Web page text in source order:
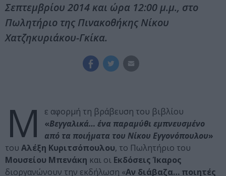
Σεπτεμβρίου 2014 και ώρα 12:00 μ.μ., στο
Πωλητήριο της Πινακοθήκης Νίκου
Χατζηκυριάκου-Γκίκα.
Μ
ε αφορμή τη βράβευση του βιβλίου
«Βεγγαλικά… ένα παραμύθι εμπνευσμένο
από τα ποιήματα του Νίκου Εγγονόπουλου»
του Αλέξη Κυριτσόπουλου, το Πωλητήριο του
Μουσείου Μπενάκη και οι Εκδόσεις Ίκαρος
διοργανώνουν την εκδήλωση «Αν διάβαζα… ποιητές